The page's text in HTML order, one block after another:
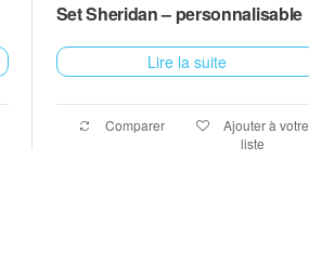
Set Sheridan – personnalisable
Lire la suite
Comparer
Ajouter à votre
liste